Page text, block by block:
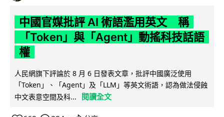
中國官媒批評 AI 術語濫用英文 稱
「Token」與「Agent」動搖科技話語
權
人民網旗下評論於 8 月 6 日發表文章，批評中國廣泛使用
「Token」、「Agent」及「LLM」等英文術語，認為做法侵蝕
中文表意空間及科...
閱讀全文